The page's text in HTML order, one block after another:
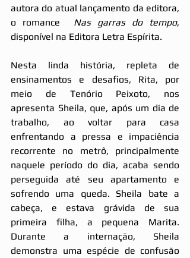
autora do atual lançamento da editora,
o romance Nas garras do tempo,
disponível na Editora Letra Espírita.
Nesta linda história, repleta de
ensinamentos e desafios, Rita, por
meio de Tenório Peixoto, nos
apresenta Sheila, que, após um dia de
trabalho, ao voltar para casa
enfrentando a pressa e impaciência
recorrente no metrô, principalmente
naquele período do dia, acaba sendo
perseguida até seu apartamento e
sofrendo uma queda. Sheila bate a
cabeça, e estava grávida de sua
primeira filha, a pequena Marita.
Durante a internação, Sheila
demonstra uma espécie de confusão